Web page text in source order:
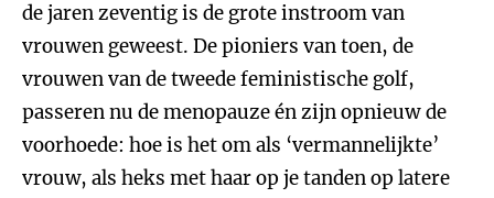
de jaren zeventig is de grote instroom van
vrouwen geweest. De pioniers van toen, de
vrouwen van de tweede feministische golf,
passeren nu de menopauze én zijn opnieuw de
voorhoede: hoe is het om als ‘vermannelijkte’
vrouw, als heks met haar op je tanden op latere